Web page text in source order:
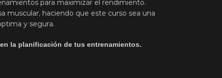
para maximizar el rendimiento.
muscular, haciendo que este curso sea una
y segura.
la planificación de tus entrenamientos.